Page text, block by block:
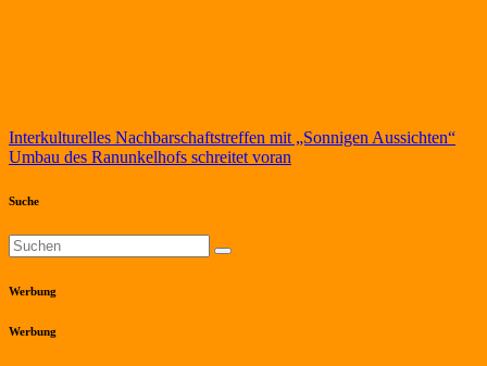
Beitragsnavigation
Interkulturelles Nachbarschaftstreffen mit „Sonnigen Aussichten“
Umbau des Ranunkelhofs schreitet voran
Suche
Werbung
Werbung